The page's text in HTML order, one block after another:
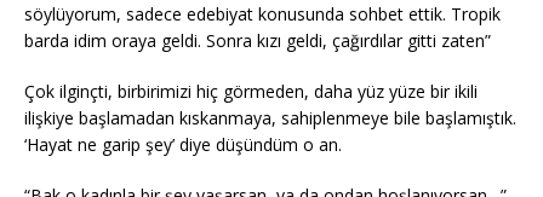
söylüyorum, sadece edebiyat konusunda sohbet ettik. Tropik
barda idim oraya geldi. Sonra kızı geldi, çağırdılar gitti zaten”
Çok ilginçti, birbirimizi hiç görmeden, daha yüz yüze bir ikili
ilişkiye başlamadan kıskanmaya, sahiplenmeye bile başlamıştık.
‘Hayat ne garip şey’ diye düşündüm o an.